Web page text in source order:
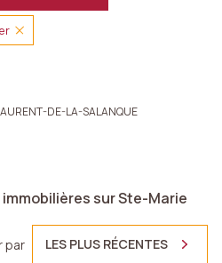
DE-LA-SALANQUE
sur Ste-Marie
par LES PLUS RÉCENTES